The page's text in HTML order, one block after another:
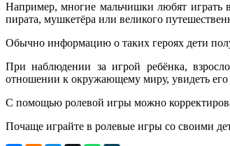
Например, многие мальчишки любят играть
пирата, мушкетёра или великого
Обычно информацию о таких героях дети
При наблюдении за игрой ребёнка,
отношении к окружающему миру, увидеть его
С помощью ролевой игры можно
Почаще играйте в ролевые игры со своими